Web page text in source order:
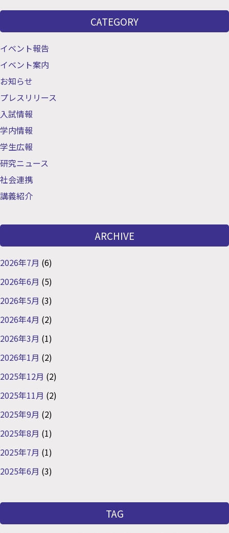
CATEGORY
イベント報告
イベント案内
お知らせ
プレスリリース
入試情報
学内情報
学生広報
研究ニュース
社会連携
講義紹介
ARCHIVE
2026年7月 (6)
2026年6月 (5)
2026年5月 (3)
2026年4月 (2)
2026年3月 (1)
2026年1月 (2)
2025年12月 (2)
2025年11月 (2)
2025年9月 (2)
2025年8月 (1)
2025年7月 (1)
2025年6月 (3)
TAG